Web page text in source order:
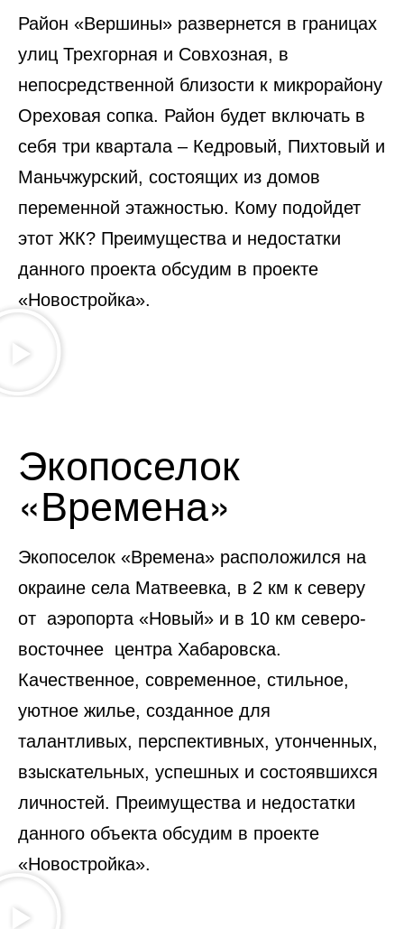
Район «Вершины» развернется в границах
улиц Трехгорная и Совхозная, в
непосредственной близости к микрорайону
Ореховая сопка. Район будет включать в
себя три квартала – Кедровый, Пихтовый и
Маньчжурский, состоящих из домов
переменной этажностью. Кому подойдет
этот ЖК? Преимущества и недостатки
данного проекта обсудим в проекте
«Новостройка».
Экопоселок
«Времена»
Экопоселок «Времена» расположился на
окраине села Матвеевка, в 2 км к северу
от аэропорта «Новый» и в 10 км северо-
восточнее центра Хабаровска.
Качественное, современное, стильное,
уютное жилье, созданное для
талантливых, перспективных, утонченных,
взыскательных, успешных и состоявшихся
личностей. Преимущества и недостатки
данного объекта обсудим в проекте
«Новостройка».